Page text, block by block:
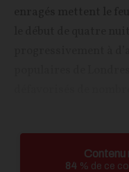
Contenu
84 % de ce